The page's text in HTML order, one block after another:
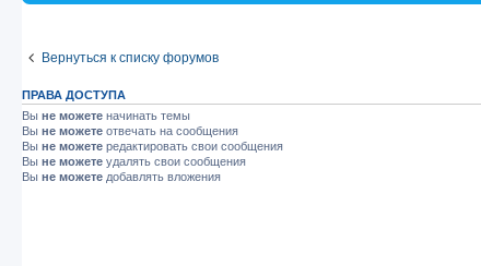
Вернуться к списку форумов
ПРАВА ДОСТУПА
Вы не можете начинать темы
Вы не можете отвечать на сообщения
Вы не можете редактировать свои сообщения
Вы не можете удалять свои сообщения
Вы не можете добавлять вложения